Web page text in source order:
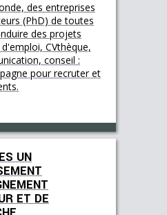
des entreprises
(PhD) de toutes
des projets
CVthèque,
conseil :
pour recruter et
UN
ET DE